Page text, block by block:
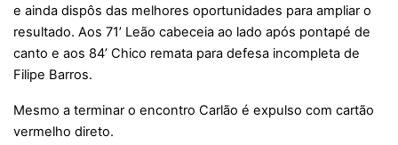
e ainda dispôs das melhores oportunidades para ampliar o
resultado. Aos 71’ Leão cabeceia ao lado após pontapé de
canto e aos 84’ Chico remata para defesa incompleta de
Filipe Barros.
Mesmo a terminar o encontro Carlão é expulso com cartão
vermelho direto.